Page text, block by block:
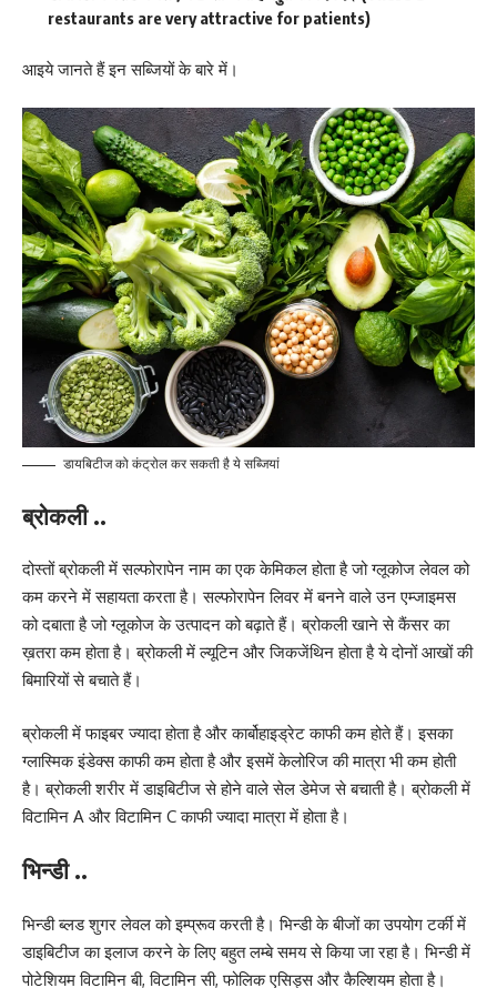
restaurants are very attractive for patients)
आइये जानते हैं इन सब्जियों के बारे में।
डायबिटीज को कंट्रोल कर सकती है ये सब्जियां
ब्रोकली ..
दोस्तों ब्रोकली में सल्फोरापेन नाम का एक केमिकल होता है जो ग्लूकोज लेवल को
कम करने में सहायता करता है। सल्फोरापेन लिवर में बनने वाले उन एम्जाइमस
को दबाता है जो ग्लूकोज के उत्पादन को बढ़ाते हैं। ब्रोकली खाने से कैंसर का
ख़तरा कम होता है। ब्रोकली में ल्यूटिन और जिकजेंथिन होता है ये दोनों आखों की
बिमारियों से बचाते हैं।
ब्रोकली में फाइबर ज्यादा होता है और कार्बोहाइड्रेट काफी कम होते हैं। इसका
ग्लास्मिक इंडेक्स काफी कम होता है और इसमें केलोरिज की मात्रा भी कम होती
है। ब्रोकली शरीर में डाइबिटीज से होने वाले सेल डेमेज से बचाती है। ब्रोकली में
विटामिन A और विटामिन C काफी ज्यादा मात्रा में होता है।
भिन्डी ..
भिन्डी ब्लड शुगर लेवल को इम्प्रूव करती है। भिन्डी के बीजों का उपयोग टर्की में
डाइबिटीज का इलाज करने के लिए बहुत लम्बे समय से किया जा रहा है। भिन्डी में
पोटेशियम विटामिन बी, विटामिन सी, फोलिक एसिड्स और कैल्शियम होता है।